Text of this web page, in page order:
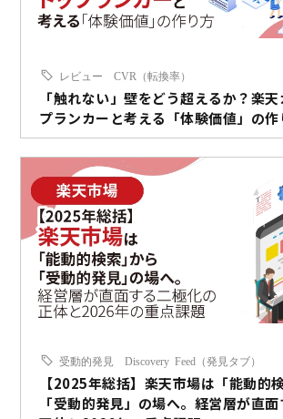
レビュー CVR（転換率）
「触れない」壁をどう超えるか？楽
プランカーと考える「体験価値」の作
受動的発見 Discovery Feed（発見タブ）
【2025年総括】楽天市場は「能動的
「受動的発見」の場へ。経営層が直